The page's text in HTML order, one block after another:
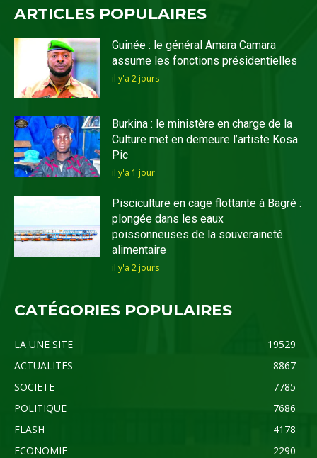
ARTICLES POPULAIRES
Guinée : le général Amara Camara
assume les fonctions présidentielles
il y'a 2 jours
Burkina : le ministère en charge de la
Culture met en demeure l’artiste Kosa
Pic
il y'a 1 jour
Pisciculture en cage flottante à Bagré :
plongée dans les eaux
poissonneuses de la souveraineté
alimentaire
il y'a 2 jours
CATÉGORIES POPULAIRES
LA UNE SITE
19529
ACTUALITES
8867
SOCIETE
7785
POLITIQUE
7686
FLASH
4178
ECONOMIE
2290